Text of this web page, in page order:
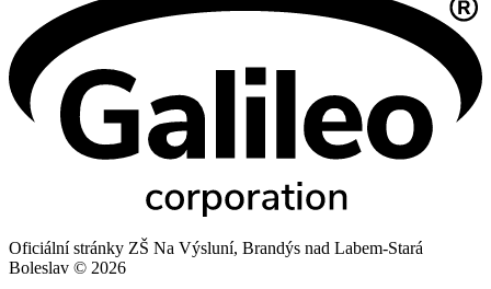
Oficiální stránky ZŠ Na Výsluní, Brandýs nad Labem-Stará
Boleslav © 2026